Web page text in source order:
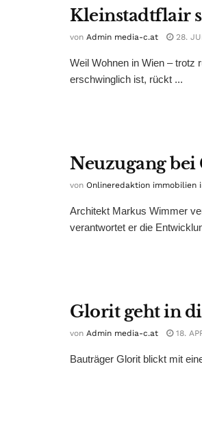
Kleinstadtflair
von Admin media-c.at 28.
Weil Wohnen in Wien – trotz
erschwinglich ist, rückt ...
Neuzugang
von Onlineredaktion immobilien
Architekt Markus Wimmer
verantwortet er die
Glorit geht in
von Admin media-c.at 18.
Bauträger Glorit blickt mit